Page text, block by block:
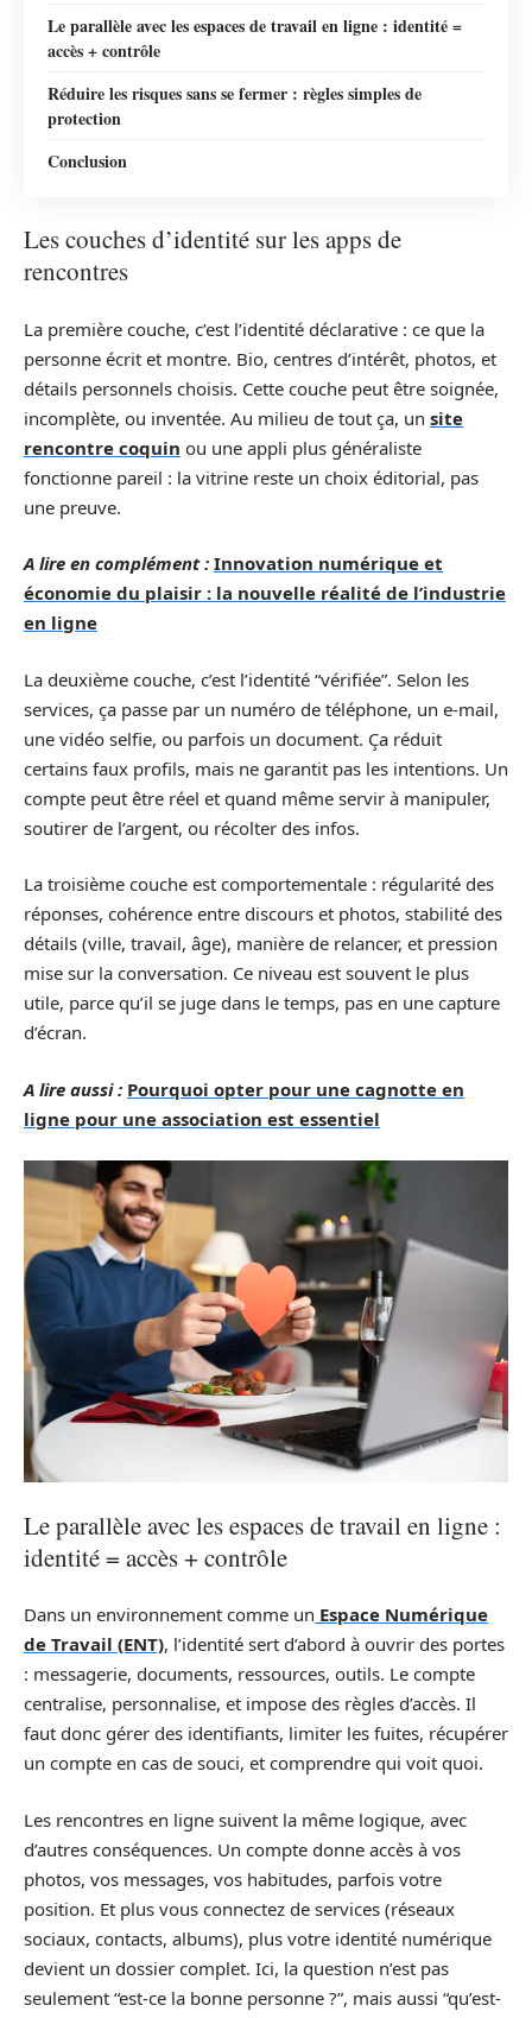
Le parallèle avec les espaces de travail en ligne : identité =
accès + contrôle
Réduire les risques sans se fermer : règles simples de
protection
Conclusion
Les couches d’identité sur les apps de
rencontres
La première couche, c’est l’identité déclarative : ce que la
personne écrit et montre. Bio, centres d’intérêt, photos, et
détails personnels choisis. Cette couche peut être soignée,
incomplète, ou inventée. Au milieu de tout ça, un site
rencontre coquin ou une appli plus généraliste
fonctionne pareil : la vitrine reste un choix éditorial, pas
une preuve.
A lire en complément : Innovation numérique et
économie du plaisir : la nouvelle réalité de l’industrie
en ligne
La deuxième couche, c’est l’identité “vérifiée”. Selon les
services, ça passe par un numéro de téléphone, un e-mail,
une vidéo selfie, ou parfois un document. Ça réduit
certains faux profils, mais ne garantit pas les intentions. Un
compte peut être réel et quand même servir à manipuler,
soutirer de l’argent, ou récolter des infos.
La troisième couche est comportementale : régularité des
réponses, cohérence entre discours et photos, stabilité des
détails (ville, travail, âge), manière de relancer, et pression
mise sur la conversation. Ce niveau est souvent le plus
utile, parce qu’il se juge dans le temps, pas en une capture
d’écran.
A lire aussi : Pourquoi opter pour une cagnotte en
ligne pour une association est essentiel
Le parallèle avec les espaces de travail en ligne :
identité = accès + contrôle
Dans un environnement comme un Espace Numérique
de Travail (ENT), l’identité sert d’abord à ouvrir des portes
: messagerie, documents, ressources, outils. Le compte
centralise, personnalise, et impose des règles d’accès. Il
faut donc gérer des identifiants, limiter les fuites, récupérer
un compte en cas de souci, et comprendre qui voit quoi.
Les rencontres en ligne suivent la même logique, avec
d’autres conséquences. Un compte donne accès à vos
photos, vos messages, vos habitudes, parfois votre
position. Et plus vous connectez de services (réseaux
sociaux, contacts, albums), plus votre identité numérique
devient un dossier complet. Ici, la question n’est pas
seulement “est-ce la bonne personne ?”, mais aussi “qu’est-